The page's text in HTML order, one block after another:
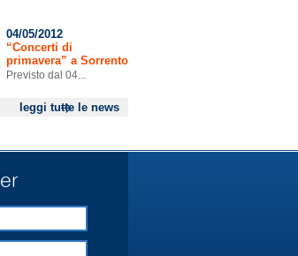
04/05/2012
“Concerti di
primavera” a Sorrento
Previsto dal 04...
leggi tutte le news